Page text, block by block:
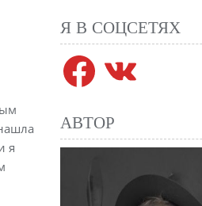
я
Я В СОЦСЕТЯХ
Facebook
АВТОР